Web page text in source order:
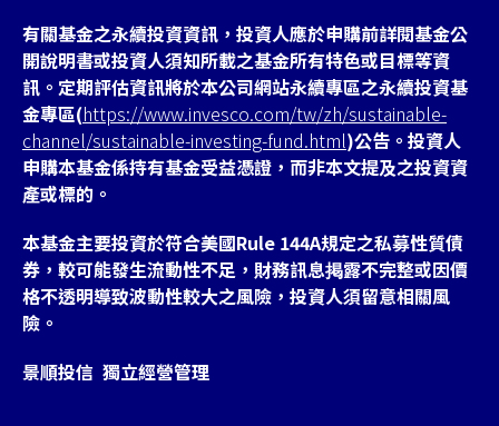
有關基金之永續投資資訊，投資人應於申購前詳閱基金公
開說明書或投資人須知所載之基金所有特色或目標等資
訊。定期評估資訊將於本公司網站永續專區之永續投資基
金專區(https://www.invesco.com/tw/zh/sustainable-
channel/sustainable-investing-fund.html)公告。投資人
申購本基金係持有基金受益憑證，而非本文提及之投資資
產或標的。
本基金主要投資於符合美國Rule 144A規定之私募性質債
券，較可能發生流動性不足，財務訊息掲露不完整或因價
格不透明導致波動性較大之風險，投資人須留意相關風
險。
景順投信 獨立經營管理